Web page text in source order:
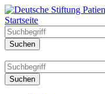
Startseite